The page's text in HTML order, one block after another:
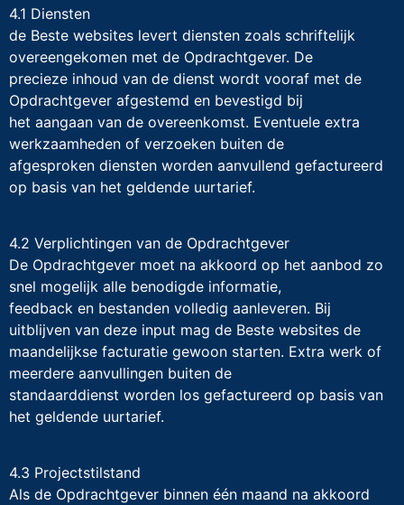
4.1 Diensten
de Beste websites levert diensten zoals schriftelijk
overeengekomen met de Opdrachtgever. De
precieze inhoud van de dienst wordt vooraf met de
Opdrachtgever afgestemd en bevestigd bij
het aangaan van de overeenkomst. Eventuele extra
werkzaamheden of verzoeken buiten de
afgesproken diensten worden aanvullend gefactureerd
op basis van het geldende uurtarief.
4.2 Verplichtingen van de Opdrachtgever
De Opdrachtgever moet na akkoord op het aanbod zo
snel mogelijk alle benodigde informatie,
feedback en bestanden volledig aanleveren. Bij
uitblijven van deze input mag de Beste websites de
maandelijkse facturatie gewoon starten. Extra werk of
meerdere aanvullingen buiten de
standaarddienst worden los gefactureerd op basis van
het geldende uurtarief.
4.3 Projectstilstand
Als de Opdrachtgever binnen één maand na akkoord